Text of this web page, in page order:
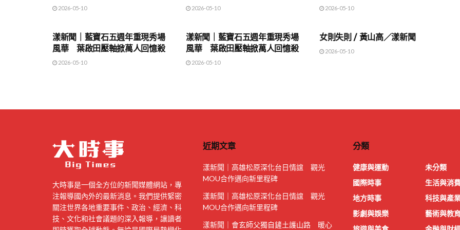
2026-05-10 2026-05-10
2026-05-10
漾新聞｜藍寶石五週年重現秀場
風華 葉啟田壓軸掀萬人回憶殺
2026-05-10
漾新聞｜藍寶石五週年重現秀場
風華 葉啟田壓軸掀萬人回憶殺
2026-05-10
女則失則 / 黃山高／漾新聞
2026-05-10
大時事是一個全方位的新聞媒體網站，專
注報導國內外的最新消息。我們提供緊密
關注世界各地重要事件、政治、經濟、科
技、文化和社會議題的深入報導，讓讀者
近期文章
漾新聞｜高雄松原深化台日情誼 觀光
MOU合作邁向新里程碑
漾新聞｜高雄松原深化台日情誼 觀光
MOU合作邁向新里程碑
漾新聞｜會玄師父獨自鏟土護山路 暖心
分類
健康與運動
國際時事
地方時事
影劇與娛樂
未分類
生活與消
科技與產
藝術與教